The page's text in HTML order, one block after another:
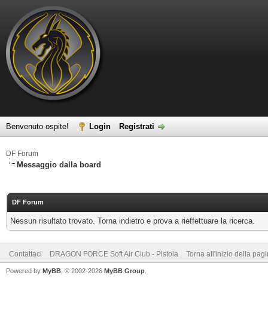
Benvenuto ospite! Login Registrati
DF Forum
Messaggio dalla board
DF Forum
Nessun risultato trovato. Torna indietro e prova a rieffettuare la ricerca.
Contattaci DRAGON FORCE Soft Air Club - Pistoia Torna all'inizio della
Powered by MyBB , © 2002-2026 MyBB Group